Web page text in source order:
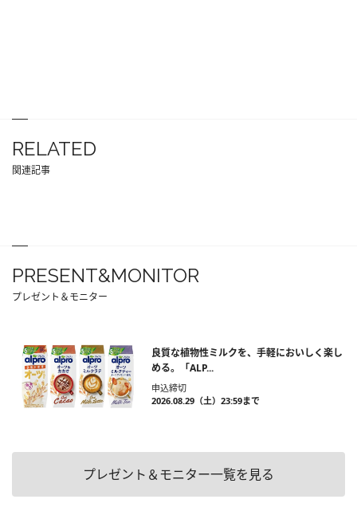
RELATED
関連記事
PRESENT&MONITOR
プレゼント＆モニター
良質な植物性ミルクを、手軽においしく楽し
める。「ALP...
申込締切
2026.08.29（土）23:59まで
プレゼント＆モニター一覧を見る